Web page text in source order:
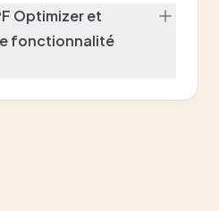
Optimizer et
fonctionnalité